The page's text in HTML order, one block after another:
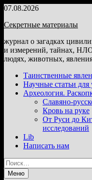
Перейти
содержимому
07.08.2026
Секретные материалы
журнал о загадках
и измерений, тайнах,
людях, животных,
Таинственные
Научные статьи для
Археология.
Славяно-
Кровь на руке
От Руси до
исследований
Lib
Написать нам
Найти:
Меню